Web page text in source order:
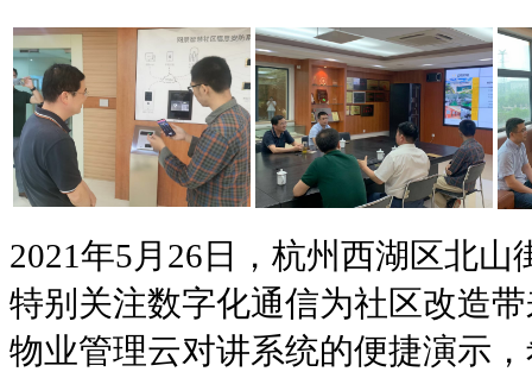
2021年5月26日，杭州西湖区北
特别关注数字化通信为社区改造
物业管理云对讲系统的便捷演示